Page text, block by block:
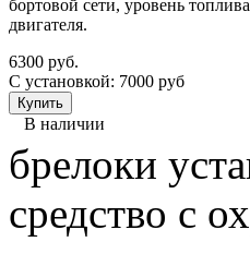
бортовой сети, уровень
двигателя.
6300 руб.
С установкой: 7000 руб
В наличии
брелоки
средство с